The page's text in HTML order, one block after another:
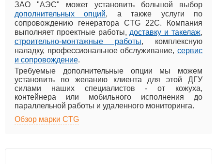
ЗАО "АЭС" может установить большой выбор
дополнительных опций, а также услуги по
сопровождению генератора CTG 22C. Компания
выполняет проектные работы, доставку и такелаж,
строительно-монтажные работы, комплексную
наладку, профессиональное обслуживание, сервис
и сопровождение.
Требуемые дополнительные опции мы можем
установить по желанию клиента для этой ДГУ
силами наших специалистов - от кожуха,
контейнера или мобильного исполнения до
параллельной работы и удаленного мониторинга.
Обзор марки CTG